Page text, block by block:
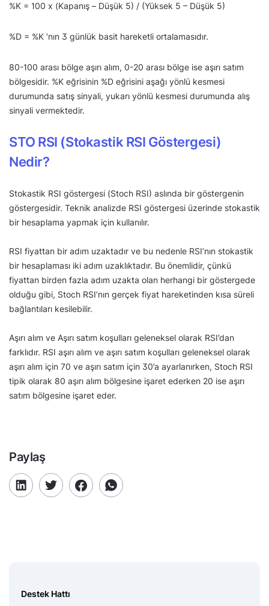
%K = 100 x (Kapanış – Düşük 5) / (Yüksek 5 – Düşük 5)
%D = %K ‘nın 3 günlük basit hareketli ortalamasıdır.
80-100 arası bölge aşırı alım, 0-20 arası bölge ise aşırı satım
bölgesidir. %K eğrisinin %D eğrisini aşağı yönlü kesmesi
durumunda satış sinyali, yukarı yönlü kesmesi durumunda alış
sinyali vermektedir.
STO RSI (Stokastik RSI Göstergesi)
Nedir?
Stokastik RSI göstergesi (Stoch RSI) aslında bir göstergenin
göstergesidir. Teknik analizde RSI göstergesi üzerinde stokastik
bir hesaplama yapmak için kullanılır.
RSI fiyattan bir adım uzaktadır ve bu nedenle RSI’nın stokastik
bir hesaplaması iki adım uzaklıktadır. Bu önemlidir, çünkü
fiyattan birden fazla adım uzakta olan herhangi bir göstergede
olduğu gibi, Stoch RSI’nın gerçek fiyat hareketinden kısa süreli
bağlantıları kesilebilir.
Aşırı alım ve Aşırı satım koşulları geleneksel olarak RSI’dan
farklıdır. RSI aşırı alım ve aşırı satım koşulları geleneksel olarak
aşırı alım için 70 ve aşırı satım için 30’a ayarlanırken, Stoch RSI
tipik olarak 80 aşırı alım bölgesine işaret ederken 20 ise aşırı
satım bölgesine işaret eder.
Paylaş
Destek Hattı